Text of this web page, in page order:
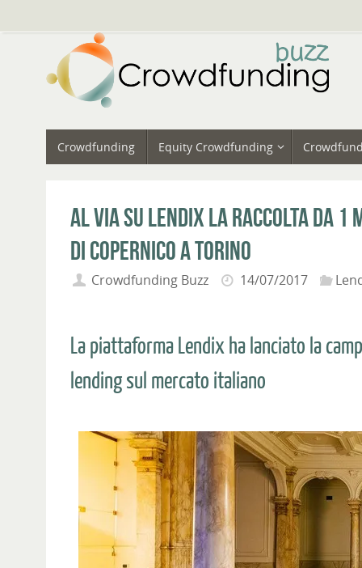
al
contenuto
Crowdfunding Equity Crowdfunding
Al via su Lendix la raccolta da 1
di Copernico a Torino
Crowdfunding Buzz 14/07/2017
La piattaforma Lendix ha lanciato la
lending sul mercato italiano